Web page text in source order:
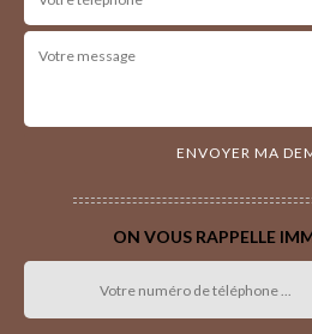
ON VOUS RAPPELLE